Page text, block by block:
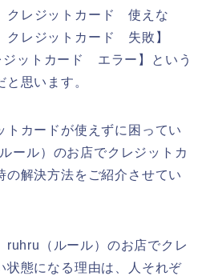
クレジットカード 使えな
クレジットカード 失敗】
ジットカード エラー】という
思います。
トカードが使えずに困ってい
ール）のお店でクレジットカ
の解決方法をご紹介させてい
ruhru（ルール）のお店でクレ
状態になる理由は、人それぞ